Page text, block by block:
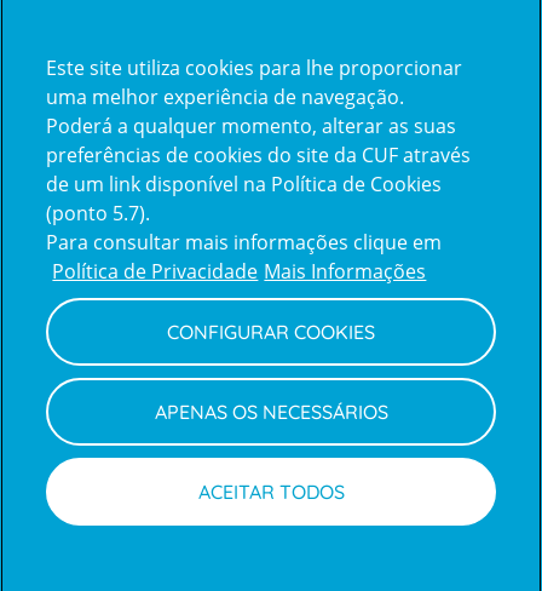
certification2certification3
Reclamações
e
elogios
Policy
Política de Privacidade e Cookies
Termos e Condições
Declaração de Acessibilidade
Canal de Denúncias
Informações legais
Este site utiliza cookies para lhe proporcionar
uma melhor experiência de navegação.
Poderá a qualquer momento, alterar as suas
preferências de cookies do site da CUF através
de um link disponível na Política de Cookies
(ponto 5.7).
Para consultar mais informações clique em
Política de Privacidade Mais Informações
CONFIGURAR COOKIES
APENAS OS NECESSÁRIOS
ACEITAR TODOS